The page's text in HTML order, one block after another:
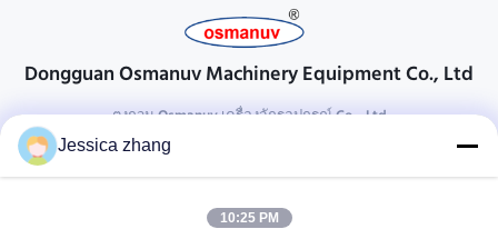
Dongguan Osmanuv Machinery Equipment Co., Ltd
ตงกวน Osmanuv เครื่องจักรอุปกรณ์ Co. , Ltd
ติดต่อ
28 อุตสาหกรรมที่สอง Liu chong wei, Wanjiang, DongGuan,
Jessica zhang
10:25 PM